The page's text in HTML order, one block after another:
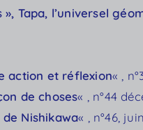
Tapa, l’universel
action et réflexion« ,
de choses« , n°44
Nishikawa« , n°46,